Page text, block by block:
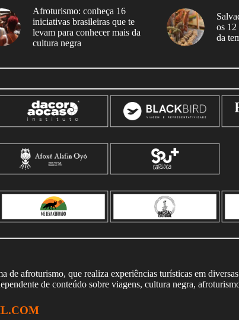
Afroturismo: conheça 16
iniciativas brasileiras que te
levam para conhecer mais da
cultura negra
os 12
da
de afroturismo, que realiza experiências turísticas em
de conteúdo sobre viagens, cultura negra,